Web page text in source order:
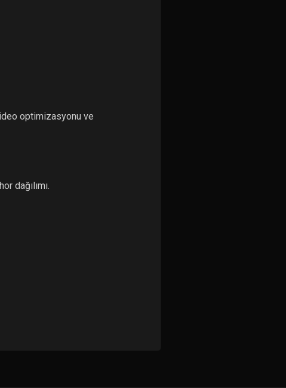
optimizasyonu ve
dağılımı.